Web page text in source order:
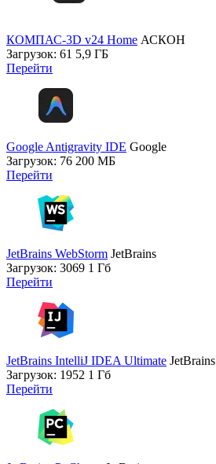
КОМПАС-3D v24 Home АСКОН
Загрузок: 61 5,9 ГБ
Перейти
Google Antigravity IDE Google
Загрузок: 76 200 МБ
Перейти
JetBrains WebStorm JetBrains
Загрузок: 3069 1 Гб
Перейти
JetBrains IntelliJ IDEA Ultimate JetBrains
Загрузок: 1952 1 Гб
Перейти